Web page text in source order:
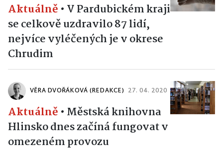
Aktuálně • V Pardubickém kraji
se celkově uzdravilo 87 lidí,
nejvíce vyléčených je v okrese
Chrudim
VĚRA DVOŘÁKOVÁ (REDAKCE) 27. 04. 2020
Aktuálně • Městská knihovna
Hlinsko dnes začíná fungovat v
omezeném provozu